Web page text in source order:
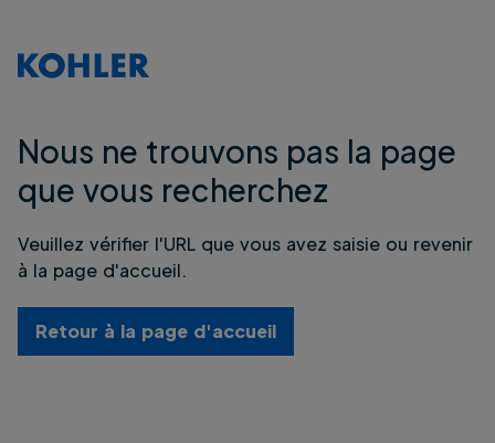
Nous ne trouvons pas la page
que vous recherchez
Veuillez vérifier l'URL que vous avez saisie ou revenir
à la page d'accueil.
Retour à la page d'accueil